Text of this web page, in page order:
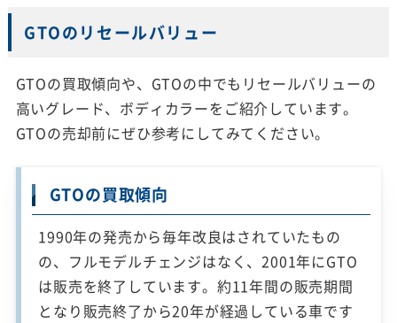
GTOのリセールバリュー
GTOの買取傾向や、GTOの中でもリセールバリューの
高いグレード、ボディカラーをご紹介しています。
GTOの売却前にぜひ参考にしてみてください。
GTOの買取傾向
1990年の発売から毎年改良はされていたもの
の、フルモデルチェンジはなく、2001年にGTO
は販売を終了しています。約11年間の販売期間
となり販売終了から20年が経過している車です